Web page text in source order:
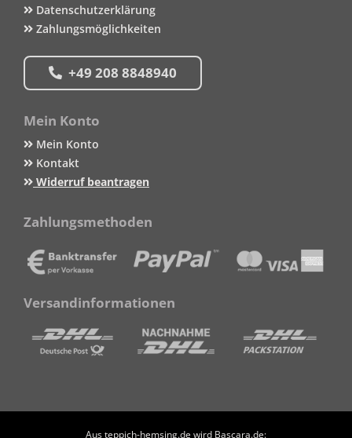
Datenschutzerklärung
Zahlungsmöglichkeiten
+49 208 8848940
Mein Konto
Mein Konto
Kontakt
Widerruf beantragen
Zahlungsmethoden
Versandinformationen
Aus teppich-hemsing.de wird Bascara.de: